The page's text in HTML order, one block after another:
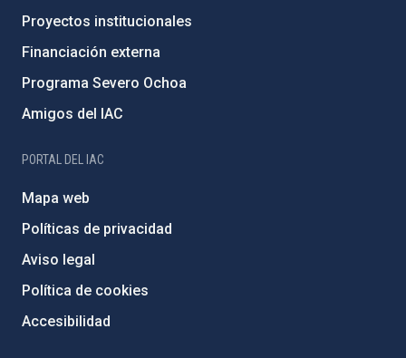
Proyectos institucionales
Financiación externa
Programa Severo Ochoa
Amigos del IAC
PORTAL DEL IAC
Mapa web
Políticas de privacidad
Aviso legal
Política de cookies
Accesibilidad